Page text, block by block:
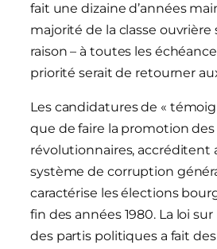
fait une dizaine d’années
majorité de la classe ouvrière
raison – à toutes les
priorité serait de retourner
Les candidatures de «
que de faire la promotion des
révolutionnaires, accréditent
système de corruption
caractérise les élections
fin des années 1980. La loi
des partis politiques a fait